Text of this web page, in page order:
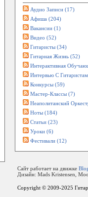
Аудио Записи (17)
Афиша (204)
Вакансии (1)
Видео (52)
Гитаристы (34)
Гитарная Жизнь (52)
Интерактивная
Интервью С
Конкурсы (59)
Мастер-Классы (7)
Неаполитанский
Ноты (184)
Статьи (23)
Уроки (6)
Фестивали (12)
Сайт работает на движке
Дизайн: Mads Kristensen,
Copyright © 2009-2025